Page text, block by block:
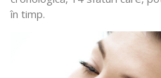
în timp.